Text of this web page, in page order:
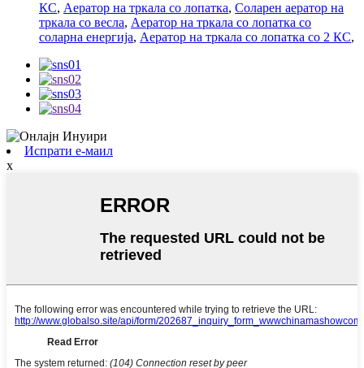
КС, Аератор на тркала со лопатка, Соларен аератор на
тркала со весла, Аератор на тркала со лопатка со
соларна енергија, Аератор на тркала со лопатка со 2 КС,
Испрати е-маил
x